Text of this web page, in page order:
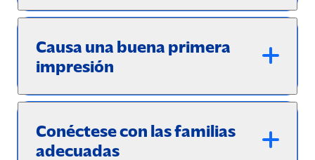
Causa una buena primera
impresión
Conéctese con las familias
adecuadas